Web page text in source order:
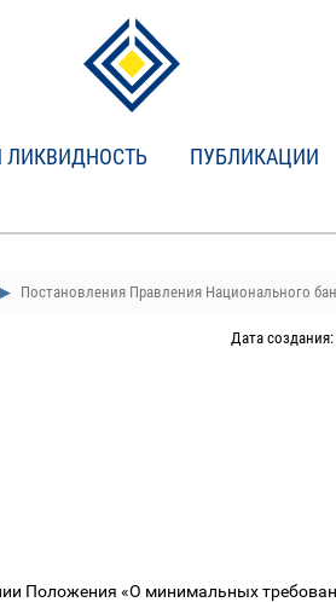
ЛИКВИДНОСТЬ ПУБЛИКАЦИИ
Постановления Правления Национального
Дата создания:
Положения «О минимальных